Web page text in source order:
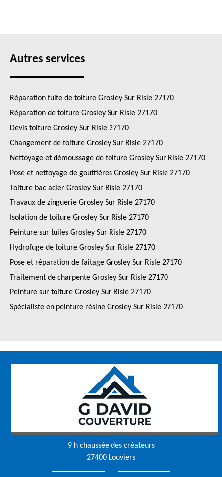
Autres services
Réparation fuite de toiture Grosley Sur Risle 27170
Réparation de toiture Grosley Sur Risle 27170
Devis toiture Grosley Sur Risle 27170
Changement de toiture Grosley Sur Risle 27170
Nettoyage et démoussage de toiture Grosley Sur Risle 27170
Pose et nettoyage de gouttières Grosley Sur Risle 27170
Toiture bac acier Grosley Sur Risle 27170
Travaux de zinguerie Grosley Sur Risle 27170
Isolation de toiture Grosley Sur Risle 27170
Peinture sur tuiles Grosley Sur Risle 27170
Hydrofuge de toiture Grosley Sur Risle 27170
Pose et réparation de faîtage Grosley Sur Risle 27170
Traitement de charpente Grosley Sur Risle 27170
Peinture sur toiture Grosley Sur Risle 27170
Spécialiste en peinture résine Grosley Sur Risle 27170
9 h chaussée des créateurs
27400 Louviers